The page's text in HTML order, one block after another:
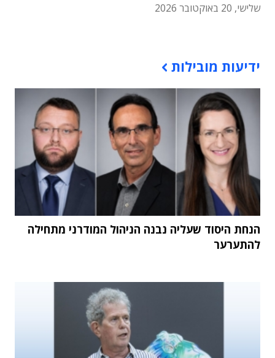
שלישי, 20 באוקטובר 2026
ידיעות מובילות
הנחת היסוד שעליה נבנה הניהול המודרני מתחילה
להתערער